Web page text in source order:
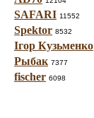
SAFARI 11552
Spektor 8532
Ігор Кузьменко
Рыбак 7377
fischer 6098